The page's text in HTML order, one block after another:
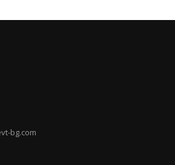
bg.com